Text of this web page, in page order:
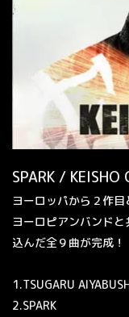
SPARK / KEISHO
ヨーロッパから２作目
ヨーロピアンバンド
込んだ全９曲が完成！
1.TSUGARU
2.SPARK